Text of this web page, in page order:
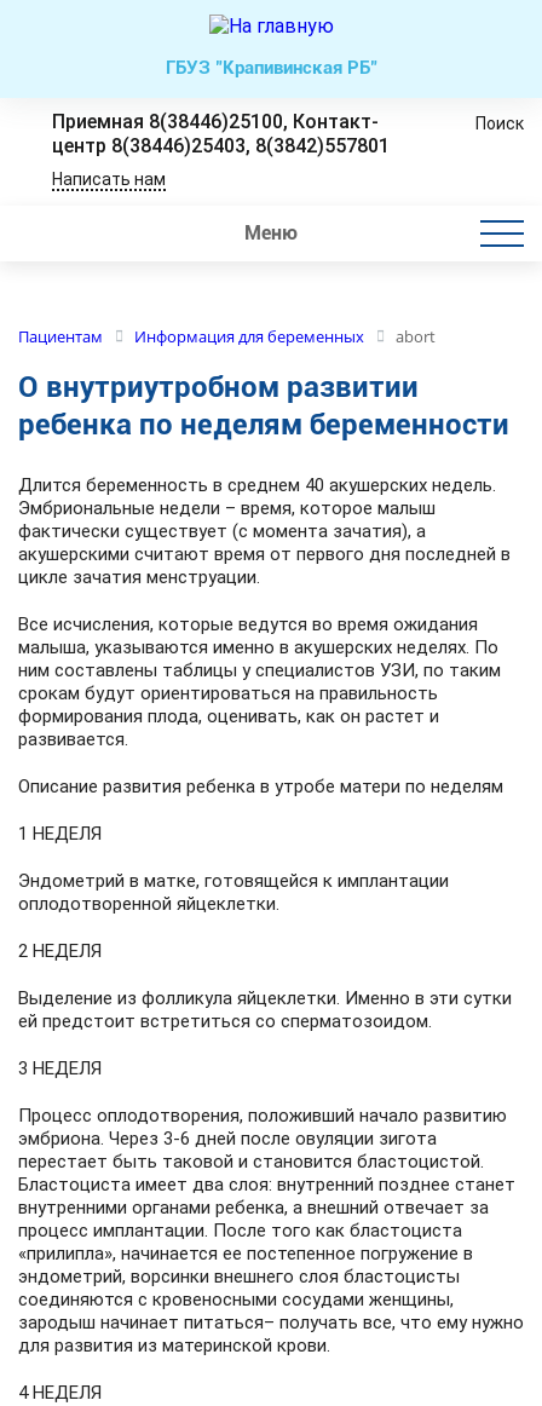
ГБУЗ "Крапивинская РБ"
Приемная 8(38446)25100, Контакт-
центр 8(38446)25403, 8(3842)557801
Написать нам
Поиск
Меню
Пациентам Информация для беременных abort
О внутриутробном развитии
ребенка по неделям беременности
Длится беременность в среднем 40 акушерских недель.
Эмбриональные недели – время, которое малыш
фактически существует (с момента зачатия), а
акушерскими считают время от первого дня последней в
цикле зачатия менструации.
Все исчисления, которые ведутся во время ожидания
малыша, указываются именно в акушерских неделях. По
ним составлены таблицы у специалистов УЗИ, по таким
срокам будут ориентироваться на правильность
формирования плода, оценивать, как он растет и
развивается.
Описание развития ребенка в утробе матери по неделям
1 НЕДЕЛЯ
Эндометрий в матке, готовящейся к имплантации
оплодотворенной яйцеклетки.
2 НЕДЕЛЯ
Выделение из фолликула яйцеклетки. Именно в эти сутки
ей предстоит встретиться со сперматозоидом.
3 НЕДЕЛЯ
Процесс оплодотворения, положивший начало развитию
эмбриона. Через 3-6 дней после овуляции зигота
перестает быть таковой и становится бластоцистой.
Бластоциста имеет два слоя: внутренний позднее станет
внутренними органами ребенка, а внешний отвечает за
процесс имплантации. После того как бластоциста
«прилипла», начинается ее постепенное погружение в
эндометрий, ворсинки внешнего слоя бластоцисты
соединяются с кровеносными сосудами женщины,
зародыш начинает питаться– получать все, что ему нужно
для развития из материнской крови.
4 НЕДЕЛЯ